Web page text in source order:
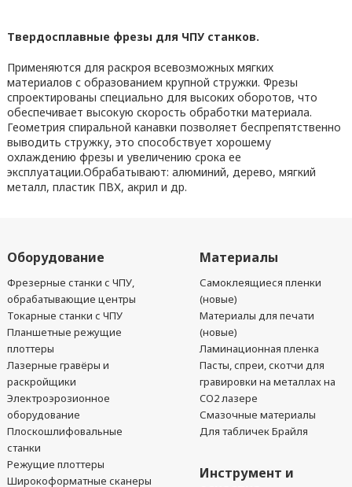
Твердосплавные фрезы для ЧПУ станков.
Применяются для раскроя всевозможных мягких
материалов с образованием крупной стружки. Фрезы
спроектированы специально для высоких оборотов, что
обеспечивает высокую скорость обработки материала.
Геометрия спиральной канавки позволяет беспрепятственно
выводить стружку, это способствует хорошему
охлаждению фрезы и увеличению срока ее
эксплуатации.Обрабатывают: алюминий, дерево, мягкий
металл, пластик ПВХ, акрил и др.
Оборудование
Фрезерные станки с ЧПУ,
обрабатывающие центры
Токарные станки с ЧПУ
Планшетные режущие
плоттеры
Лазерные гравёры и
раскройщики
Электроэрозионное
оборудование
Плоскошлифовальные
станки
Режущие плоттеры
Широкоформатные сканеры
Материалы
Самоклеящиеся пленки
(новые)
Материалы для печати
(новые)
Ламинационная пленка
Пасты, спреи, скотчи для
гравировки на металлах на
CO2 лазере
Смазочные материалы
Для табличек Брайля
Инструмент и